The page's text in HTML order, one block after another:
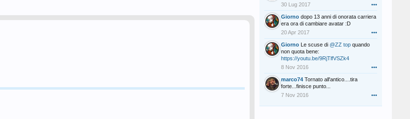
30 Lug 2017
•••
Giorno dopo 13 anni di onorata carriera
era ora di cambiare avatar :D
20 Apr 2017
•••
Giorno Le scuse di @ZZ top quando
non quota bene:
https://youtu.be/9RjTlfVSZk4
8 Nov 2016
•••
marco74 Tornato all'antico....tira
forte...finisce punto...
7 Nov 2016
•••